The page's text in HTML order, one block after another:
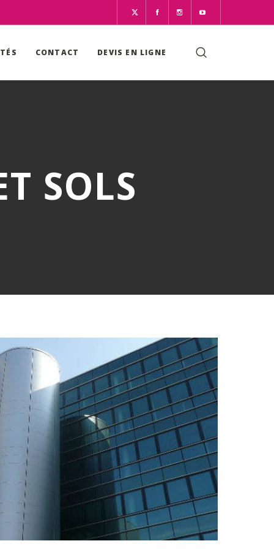
CONTACT DEVIS EN LIGNE
SOLS